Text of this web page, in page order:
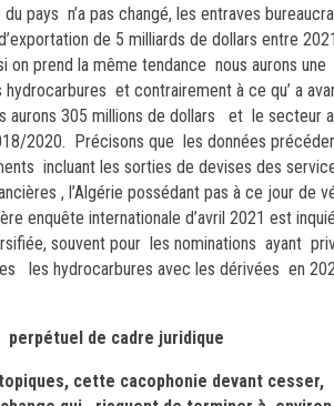
pays n’a pas changé, les entraves
de 5 milliards de dollars entre
on prend la même tendance nous aurons
et contrairement à ce qu’ a
aurons 305 millions de dollars et le secteur
2020. Précisons que les données
incluant les sorties de devises des
, l’Algérie possédant pas à ce jour de
enquête internationale d’avril 2021 est
souvent pour les nominations ayant
les hydrocarbures avec les dérivées en
de cadre juridique
cette cacophonie devant